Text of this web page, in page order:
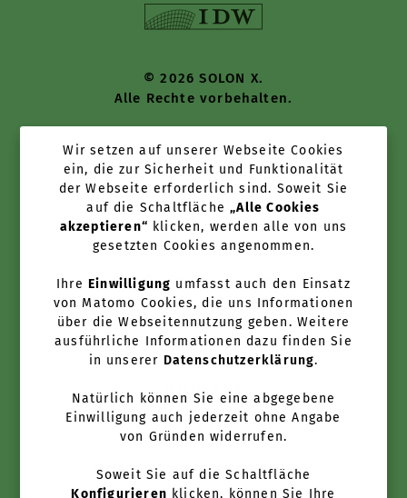
News + Cases
Tools + Services
Über uns
Anbieter werden
Newsletter
Kontakt
FAQ
Nutzungsbedingungen
© 2026 SOLON X.
Alle Rechte vorbehalten.
Wir setzen auf unserer Webseite Cookies
ein, die zur Sicherheit und Funktionalität
der Webseite erforderlich sind. Soweit Sie
auf die Schaltfläche„Alle Cookies
akzeptieren“ klicken, werden alle von uns
gesetzten Cookies angenommen.
IhreEinwilligung umfasst auch den Einsatz
von Matomo Cookies, die uns Informationen
über die Webseitennutzung geben. Weitere
ausführliche Informationen dazu finden Sie
in unserer Datenschutzerklärung.
Natürlich können Sie eine abgegebene
Einwilligung auch jederzeit ohne Angabe
von Gründen widerrufen.
Soweit Sie auf die Schaltfläche
Konfigurieren klicken, können Sie Ihre